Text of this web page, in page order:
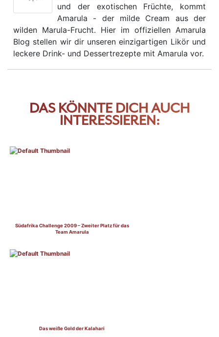
und der exotischen Früchte, kommt
Amarula - der milde Cream aus der
wilden Marula-Frucht. Hier im offiziellen Amarula
Blog stellen wir dir unseren einzigartigen Likör und
leckere Drink- und Dessertrezepte mit Amarula vor.
DAS KÖNNTE DICH AUCH
INTERESSIEREN:
Südafrika Challenge 2009 – Zweiter Platz für das
Team Amarula
Das weiße Gold der Kalahari